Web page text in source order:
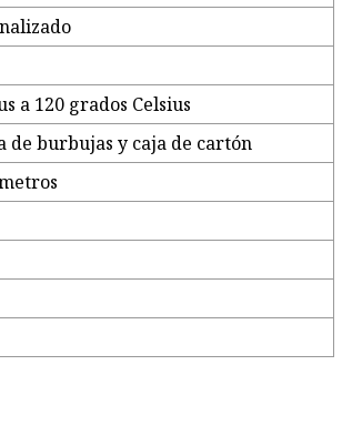
a 120 grados Celsius
de burbujas y caja de cartón